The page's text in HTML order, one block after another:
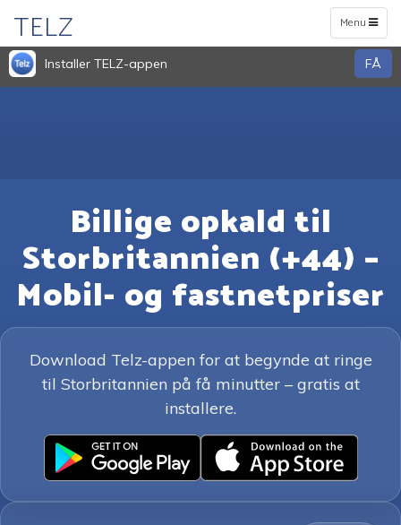
Toggle
navigation
Menu
TELZ
Installer TELZ-appen FÅ
Billige opkald til
Storbritannien (+44) –
Mobil- og fastnetpriser
Download Telz-appen for at begynde at ringe
til Storbritannien på få minutter – gratis at
installere.